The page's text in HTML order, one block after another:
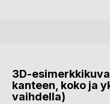
3D-
kanteen, koko ja
vaihdella)